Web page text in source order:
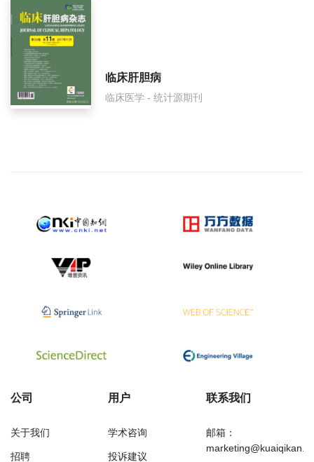
临床肝胆病
临床医学 - 统计源期刊
公司
关于我们
招聘
用户
学术咨询
投诉建议
联系我们
邮箱：